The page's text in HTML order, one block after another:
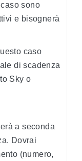
sono
e bisognerà
caso
di scadenza
Sky o
a seconda
Dovrai
(numero,